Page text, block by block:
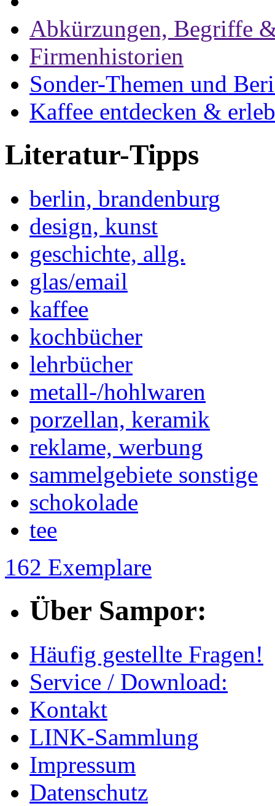
Abkürzungen, Begriffe
Firmenhistorien
Sonder-Themen und
Kaffee entdecken &
Literatur-Tipps
berlin, brandenburg
design, kunst
geschichte, allg.
glas/email
kaffee
kochbücher
lehrbücher
metall-/hohlwaren
porzellan, keramik
reklame, werbung
sammelgebiete sonstige
schokolade
tee
162 Exemplare
Über Sampor:
Häufig gestellte Fragen!
Service / Download:
Kontakt
LINK-Sammlung
Impressum
Datenschutz